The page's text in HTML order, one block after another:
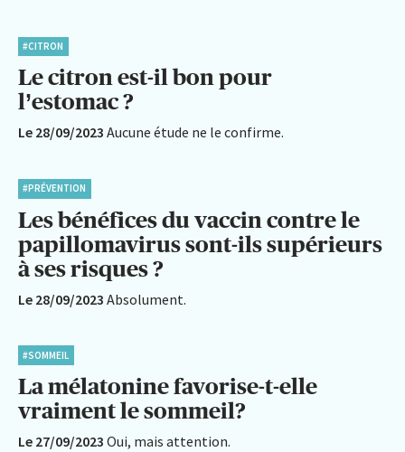
#CITRON
Le citron est-il bon pour
l’estomac ?
Le 28/09/2023 Aucune étude ne le confirme.
#PRÉVENTION
Les bénéfices du vaccin contre le
papillomavirus sont-ils supérieurs
à ses risques ?
Le 28/09/2023 Absolument.
#SOMMEIL
La mélatonine favorise-t-elle
vraiment le sommeil?
Le 27/09/2023 Oui, mais attention.